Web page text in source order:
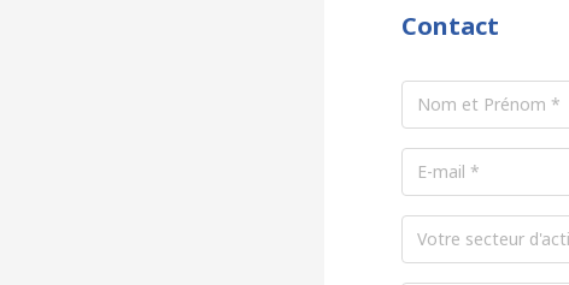
Contact
Nom
Prénom *
E-
mail
*
Secteur
d'activité